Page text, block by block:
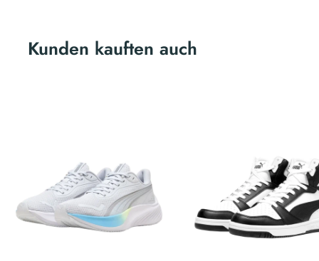
Kunden kauften auch